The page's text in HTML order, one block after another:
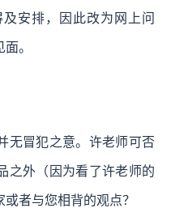
安排，因此改为网上问
。
无冒犯之意。许老师可否
之外（因为看了许老师的
者与您相背的观点？